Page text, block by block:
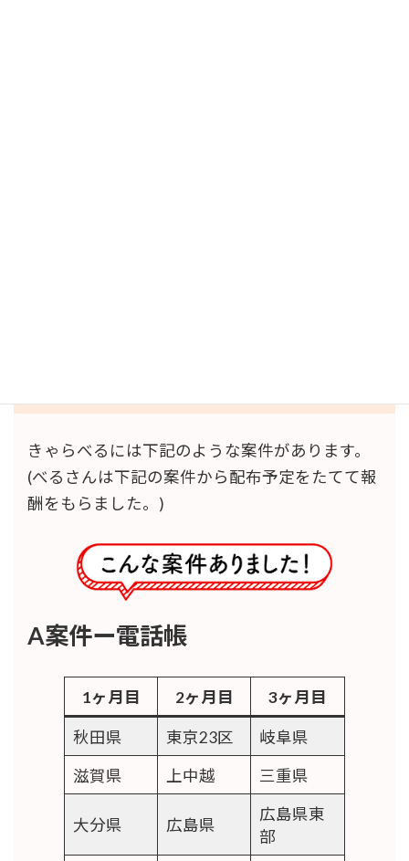
3ヶ月目の収支
東京で15日 太田市で6日 神奈川で4日働きまし
た
きゃらべるには下記のような案件があります。
(べるさんは下記の案件から配布予定をたてて報
酬をもらました。)
A案件ー電話帳
1ヶ月目 2ヶ月目 3ヶ月目
秋田県 東京23区
岐阜県
滋賀県
上中越 三重県
大分県 広島県
広島県東
部